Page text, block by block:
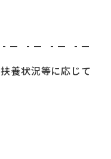
養状況等に応じて